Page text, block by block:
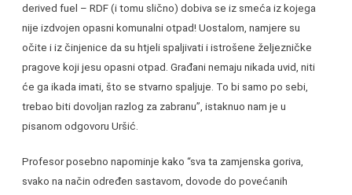
derived fuel – RDF (i tomu slično) dobiva se iz smeća iz kojega
nije izdvojen opasni komunalni otpad! Uostalom, namjere su
očite i iz činjenice da su htjeli spaljivati i istrošene željezničke
pragove koji jesu opasni otpad. Građani nemaju nikada uvid, niti
će ga ikada imati, što se stvarno spaljuje. To bi samo po sebi,
trebao biti dovoljan razlog za zabranu”, istaknuo nam je u
pisanom odgovoru Uršić.
Profesor posebno napominje kako “sva ta zamjenska goriva,
svako na način određen sastavom, dovode do povećanih